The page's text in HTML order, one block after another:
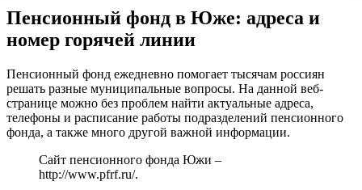
Пенсионный фонд в Юже: адреса и
номер горячей линии
Пенсионный фонд ежедневно помогает тысячам россиян
решать разные муниципальные вопросы. На данной веб-
странице можно без проблем найти актуальные адреса,
телефоны и расписание работы подразделений пенсионного
фонда, а также много другой важной информации.
Сайт пенсионного фонда Южи –
http://www.pfrf.ru/.